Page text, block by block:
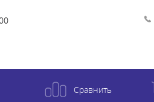
Сравнить